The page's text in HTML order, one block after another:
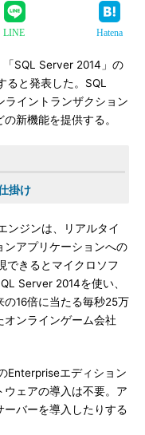
LINE Hatena
SQL Server 2014」の
ると発表した。SQL
ライントランザクション
新機能を提供する。
掛け
ンジンは、リアルタイ
ンアプリケーションへの
できるとマイクロソフ
Server 2014を使い、
16倍に当たる毎秒25万
ンラインゲーム会社
Enterpriseエディション
ェアの導入は不要。ア
バーを導入したりする